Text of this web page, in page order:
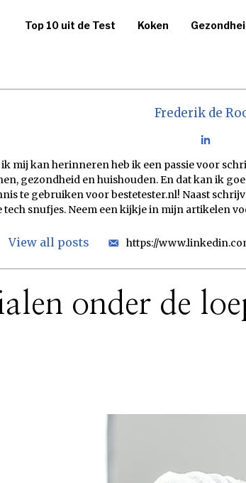
Top 10 uit de Test Koken
Frederik de
mij kan herinneren heb ik een passie voor
gezondheid en huishouden. En dat kan ik
te gebruiken voor bestetester.nl! Naast
tech snufjes. Neem een kijkje in mijn artikelen
View all posts https://
onder de